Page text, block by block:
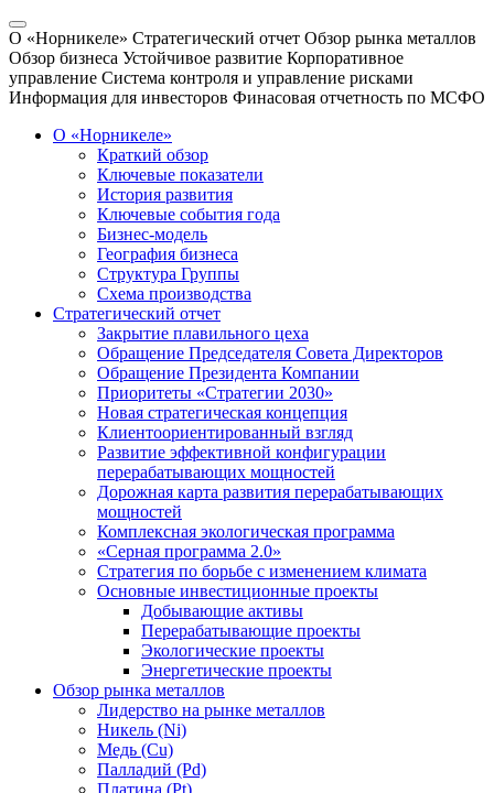
О «Норникеле» Стратегический отчет Обзор рынка металлов
Обзор бизнеса Устойчивое развитие Корпоративное
управление Система контроля и управление рисками
Информация для инвесторов Финасовая отчетность по МСФО
О «Норникеле»
Краткий обзор
Ключевые показатели
История развития
Ключевые события года
Бизнес-модель
География бизнеса
Структура Группы
Схема производства
Стратегический отчет
Закрытие плавильного цеха
Обращение Председателя Совета Директоров
Обращение Президента Компании
Приоритеты «Стратегии 2030»
Новая стратегическая концепция
Клиентоориентированный взгляд
Развитие эффективной конфигурации
перерабатывающих мощностей
Дорожная карта развития перерабатывающих
мощностей
Комплексная экологическая программа
«Серная программа 2.0»
Стратегия по борьбе с изменением климата
Основные инвестиционные проекты
Добывающие активы
Перерабатывающие проекты
Экологические проекты
Энергетические проекты
Обзор рынка металлов
Лидерство на рынке металлов
Никель (Ni)
Медь (Cu)
Палладий (Pd)
Платина (Pt)